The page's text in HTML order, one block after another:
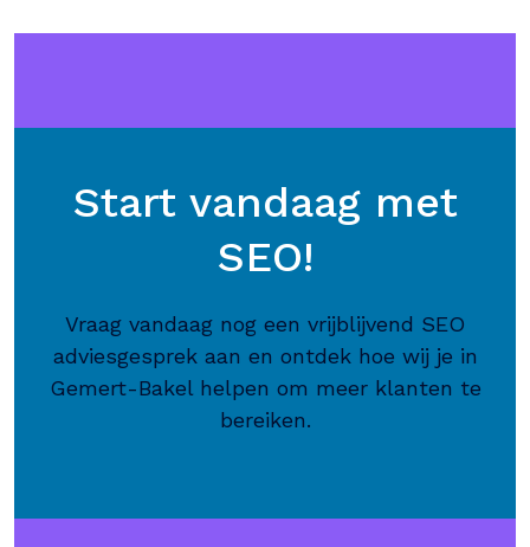
Start vandaag met
SEO!
Vraag vandaag nog een vrijblijvend SEO
adviesgesprek aan en ontdek hoe wij je in
Gemert-Bakel helpen om meer klanten te
bereiken.